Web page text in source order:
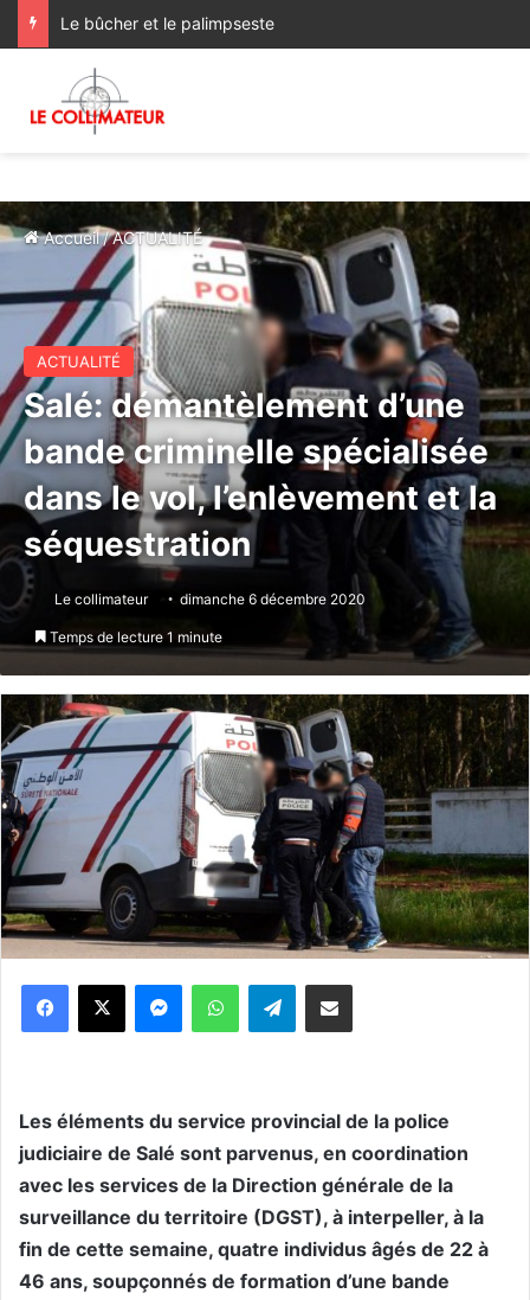
Le bûcher et le palimpseste
Accueil/ACTUALITÉ
ACTUALITÉ
Salé: démantèlement d’une
bande criminelle spécialisée
dans le vol, l’enlèvement et la
séquestration
Le collimateur dimanche 6 décembre 2020
Temps de lecture 1 minute
WhatsApp Telegram
Les éléments du service provincial de la police
judiciaire de Salé sont parvenus, en coordination
avec les services de la Direction générale de la
surveillance du territoire (DGST), à interpeller, à la
fin de cette semaine, quatre individus âgés de 22 à
46 ans, soupçonnés de formation d’une bande